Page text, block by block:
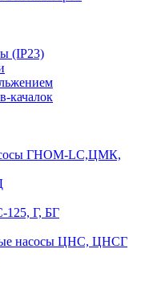
(IP23)
качалок
ГНОМ-LC,ЦМК,
Г, БГ
насосы ЦНС, ЦНСГ